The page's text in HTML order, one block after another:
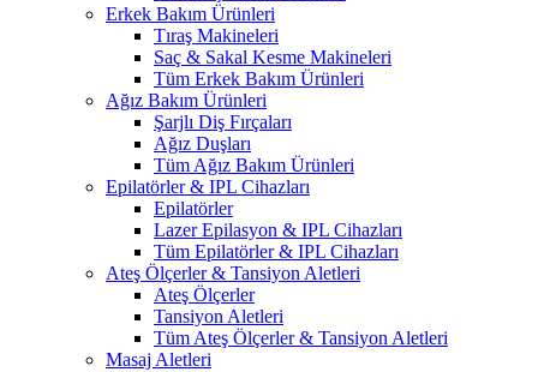
Erkek Bakım Ürünleri
Tıraş Makineleri
Saç & Sakal Kesme Makineleri
Tüm Erkek Bakım Ürünleri
Ağız Bakım Ürünleri
Şarjlı Diş Fırçaları
Ağız Duşları
Tüm Ağız Bakım Ürünleri
Epilatörler & IPL Cihazları
Epilatörler
Lazer Epilasyon & IPL Cihazları
Tüm Epilatörler & IPL Cihazları
Ateş Ölçerler & Tansiyon Aletleri
Ateş Ölçerler
Tansiyon Aletleri
Tüm Ateş Ölçerler & Tansiyon Aletleri
Masaj Aletleri